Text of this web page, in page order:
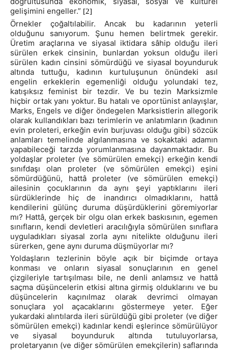
gelişimini engeller.” [2]
Örnekler çoğaltılabilir. Ancak bu kadarının yeterli
olduğunu sanıyorum. Şunu hemen belirtmek gerekir.
Üretim araçlarına ve siyasal iktidara sâhip olduğu ileri
sürülen erkek cinsinin, bunlardan yoksun olduğu ileri
sürülen kadın cinsini sömürdüğü ve siyasal boyunduruk
altında tuttuğu, kadının kurtuluşunun önündeki asıl
engelin erkeklerin egemenliği olduğu yolundaki tez,
katışıksız feminist bir tezdir. Ve bu tezin Marksizmle
hiçbir ortak yanı yoktur. Bu hatalı ve oportünist anlayışlar,
Marks, Engels ve diğer öndegelen Marksistlerin allegorik
olarak kullandıkları bazı terimlerin ve anlatımların (kadının
evin proleteri, erkeğin evin burjuvası olduğu gibi) sözcük
anlamları temelinde algılanmasına ve sokaktaki adamın
yapabileceği tarzda yorumlanmasına dayanmaktadır. Bu
yoldaşlar proleter (ve sömürülen emekçi) erkeğin kendi
sınıfdaşı olan proleter (ve sömürülen emekçi) eşini
sömürdüğünü, hattâ proleter (ve sömürülen emekçi)
ailesinin çocuklarının da aynı şeyi yaptıklarını ileri
sürdüklerinde hiç de inandırıcı olmadıklarını, hattâ
kendilerini gülünç duruma düşürdüklerini göremiyorlar
mı? Hattâ, gerçek bir olgu olan erkek baskısının, egemen
sınıfların, kendi devletleri aracılığıyla sömürülen sınıflara
uyguladıkları siyasal zorla aynı nitelikte olduğunu ileri
sürerken, gene aynı duruma düşmüyorlar mı?
Yoldaşların tezlerinin böyle açık bir biçimde ortaya
konması ve onların siyasal sonuçlarının en genel
çizgileriyle tartışılması bile, ne denli anlamsız ve hattâ
saçma düşüncelerin etkisi altına girmiş olduklarını ve bu
düşüncelerin kaçınılmaz olarak devrimci olmayan
sonuçlara yol açacaklarını göstermeye yeter. Eğer
yukardaki alıntılarda ileri sürüldüğü gibi proleter (ve diğer
sömürülen emekçi) kadınlar kendi eşlerince sömürülüyor
ve siyasal boyunduruk altında tutuluyorlarsa,
proletaryanın (ve diğer sömürülen emekçilerin) saflarında